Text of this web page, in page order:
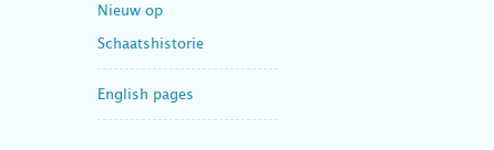
Nieuw op
Schaatshistorie
English pages